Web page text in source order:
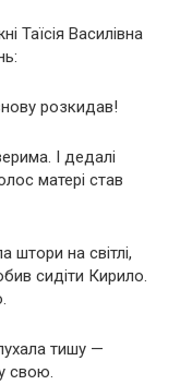
Таїсія Василівна
розкидав!
І дедалі
матері став
штори на світлі,
сидіти Кирило.
тишу —
свою.